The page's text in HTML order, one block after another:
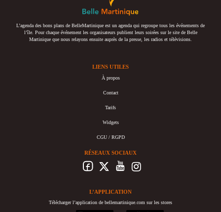
L’agenda des bons plans de BelleMartinique est un agenda qui regroupe tous les événements de
l’île. Pour chaque événement les organisateurs publient leurs soirées sur le site de Belle
Martinique que nous relayons ensuite auprès de la presse, les radios et télévisions.
LIENS UTILES
À propos
Contact
Tarifs
Widgets
CGU / RGPD
RÉSEAUX SOCIAUX
L’APPLICATION
Télécharger l’application de bellemartinique.com sur les stores